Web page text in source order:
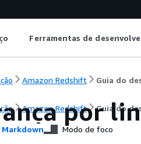
Ferramentas de
Amazon Redshift Guia do
Amazon Redshift Guia do
por
Markdown Modo de foco